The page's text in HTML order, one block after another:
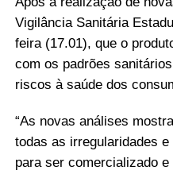
Vigilância Sanitária
feira (17.01), que o
com os padrões
riscos à saúde dos
“As novas análises
todas as irregularidades
para ser comercializado